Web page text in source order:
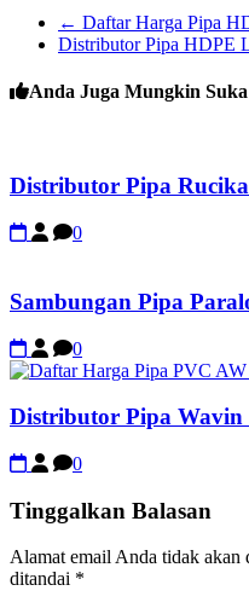
← Daftar Harga Pipa
Distributor Pipa HDPE
Anda Juga Mungkin Suka
Distributor Pipa
0
Sambungan Pipa
0
Distributor Pipa Wavin
0
Tinggalkan Balasan
Alamat email Anda tidak akan
ditandai *